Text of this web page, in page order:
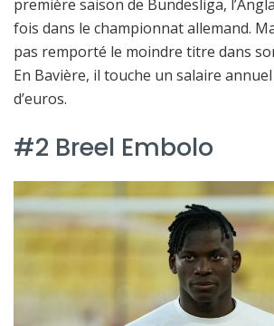
première saison de Bundesliga,
fois dans le championnat allemand.
pas remporté le moindre titre dans
En Bavière, il touche un salaire
d’euros.
#2 Breel Embolo